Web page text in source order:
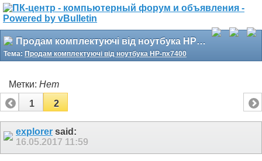
Продам комплектуючі від ноутбука HP-nx7400
Тема: Продам комплектуючі від ноутбука HP-nx7400
Метки: Нет
1
2
explorer said:
16.05.2017 11:59